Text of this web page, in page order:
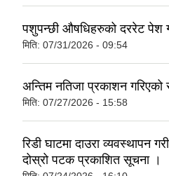
पशुपन्छी औषधिहरुको दररेट पेश
मिति: 07/31/2026 - 09:54
अन्तिम नतिजा प्रकाशन गरिएको
मिति: 07/27/2026 - 15:58
रिडी घाटमा दाउरा व्यवस्थापन
दोस्रो पटक प्रकाशित सूचना ।